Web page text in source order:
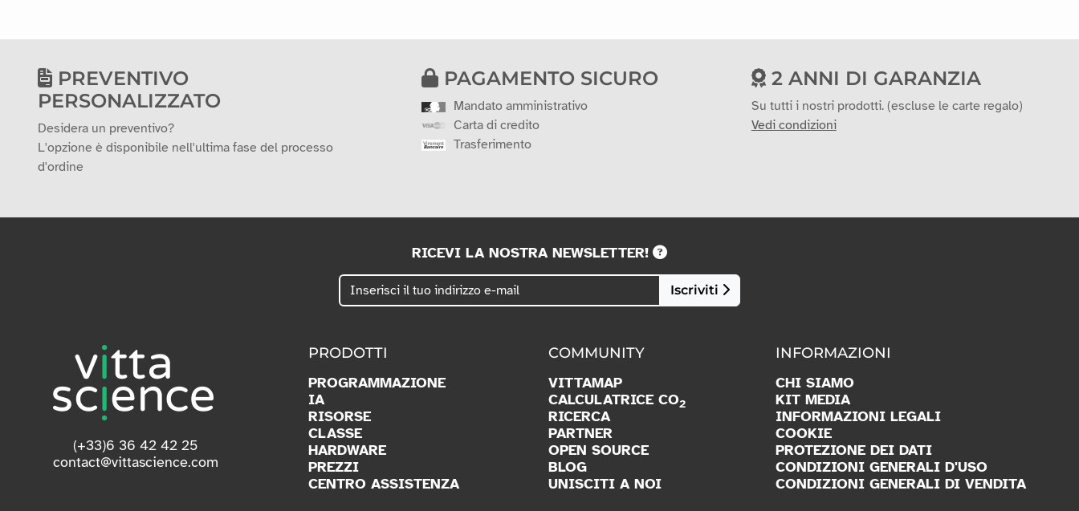
PREVENTIVO
PERSONALIZZATO
Desidera un preventivo?
L'opzione è disponibile nell'ultima fase del processo
d'ordine
PAGAMENTO SICURO
Mandato amministrativo
Carta di credito
Trasferimento
2 ANNI DI GARANZIA
Su tutti i nostri prodotti. (escluse le carte regalo)
Vedi condizioni
RICEVI LA NOSTRA NEWSLETTER!
Iscriviti
(+33)6 36 42 42 25
contact@vittascience.com
PRODOTTI
PROGRAMMAZIONE
IA
RISORSE
CLASSE
HARDWARE
PREZZI
CENTRO ASSISTENZA
COMMUNITY
VITTAMAP
CALCULATRICE CO2
RICERCA
PARTNER
OPEN SOURCE
BLOG
UNISCITI A NOI
INFORMAZIONI
CHI SIAMO
KIT MEDIA
INFORMAZIONI LEGALI
COOKIE
PROTEZIONE DEI DATI
CONDIZIONI GENERALI D'USO
CONDIZIONI GENERALI DI VENDITA